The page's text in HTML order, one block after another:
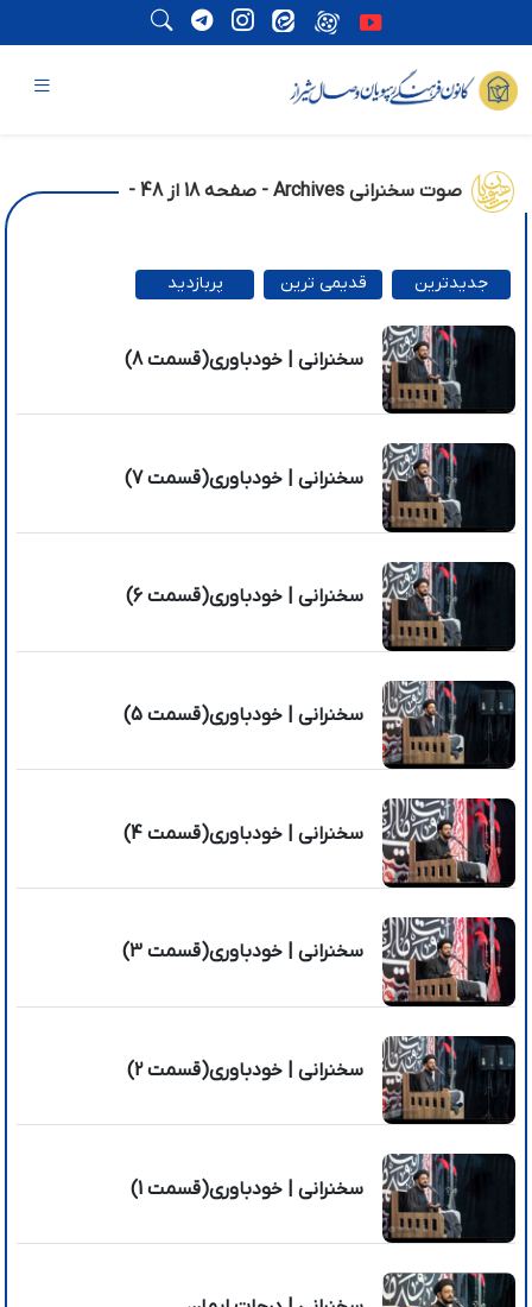
صوت سخنرانی Archives - صفحه 18 از 48 -
پربازدید
قدیمی ترین جدیدترین
سخنرانی | خودباوری(قسمت 8)
سخنرانی | خودباوری(قسمت 7)
سخنرانی | خودباوری(قسمت 6)
سخنرانی | خودباوری(قسمت 5)
سخنرانی | خودباوری(قسمت 4)
سخنرانی | خودباوری(قسمت 3)
سخنرانی | خودباوری(قسمت 2)
سخنرانی | خودباوری(قسمت 1)